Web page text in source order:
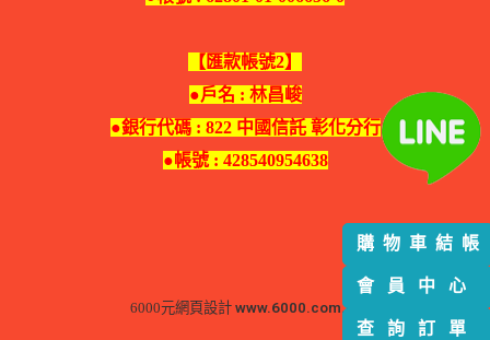
【匯款帳號2】
●戶名 : 林昌峻
●銀行代碼 : 822 中國信託 彰化分行
●帳號 : 428540954638
6000元網頁設計 www.6000.com.tw